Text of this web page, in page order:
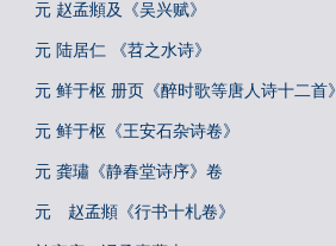
元 赵孟頫及《吴兴赋》
元 陆居仁 《苕之水诗》
元 鲜于枢 册页《醉时歌等唐人诗十二首》
元 鲜于枢《王安石杂诗卷》
元 龚璛《静春堂诗序》卷
元 赵孟頫《行书十札卷》